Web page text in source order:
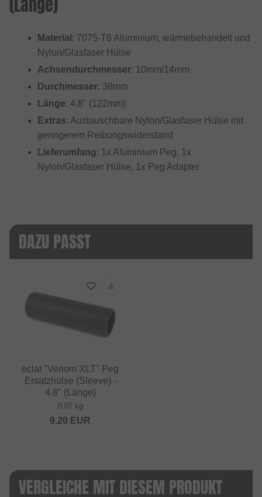
Material : 7075-T6 Aluminium, wärmebehandelt und
Nylon/Glasfaser Hülse
Achsendurchmesser: 10mm/14mm
Durchmesser: 38mm
Länge: 4.8" (122mm)
Extras: Austauschbare Nylon/Glasfaser Hülse mit
geringerem Reibungswiderstand
Lieferumfang: 1x Aluminium Peg, 1x
Nylon/Glasfaser Hülse, 1x Peg Adapter
DAZU PASST
eclat "Venom XLT" Peg
Ersatzhülse (Sleeve) -
4.8" (Länge)
0.07 kg
9.20 EUR
VERGLEICHE MIT DIESEM PRODUKT